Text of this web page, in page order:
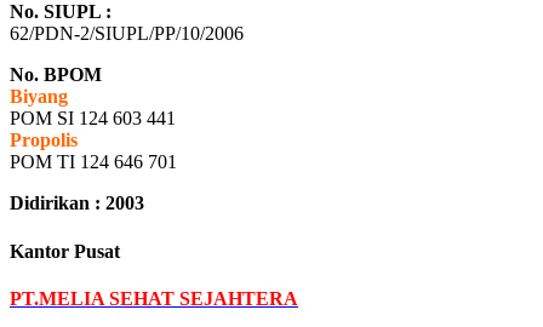
No. SIUPL :
62/PDN-2/SIUPL/PP/10/2006
No. BPOM
Biyang
POM SI 124 603 441
Propolis
POM TI 124 646 701
Didirikan : 2003
Kantor Pusat
PT.MELIA SEHAT SEJAHTERA